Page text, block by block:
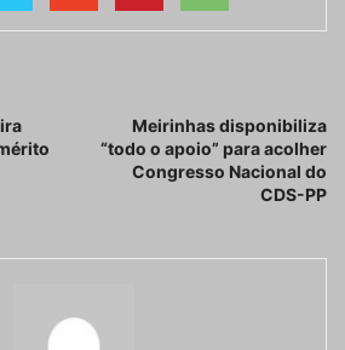
Meirinhas disponibiliza
“todo o apoio” para acolher
Congresso Nacional do
CDS-PP